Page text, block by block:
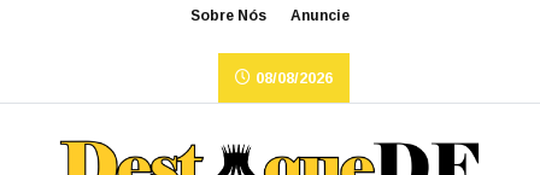
Sobre Nós Anuncie
08/08/2026